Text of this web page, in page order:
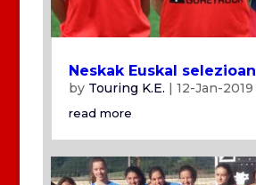
Neskak Euskal selezioan
by Touring K.E. | 12-Jan-2019
read more